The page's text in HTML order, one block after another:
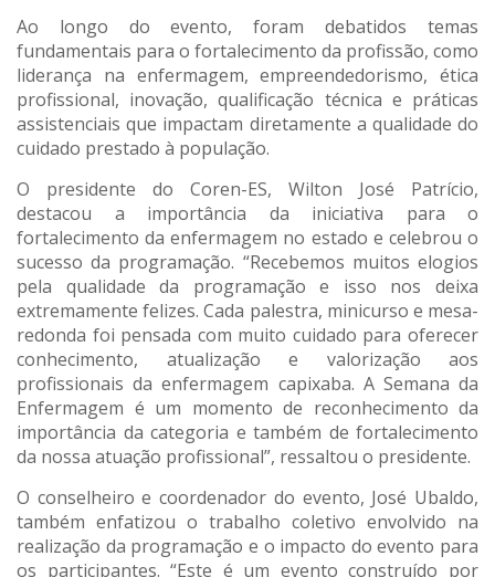
Ao longo do evento, foram debatidos temas
fundamentais para o fortalecimento da profissão, como
liderança na enfermagem, empreendedorismo, ética
profissional, inovação, qualificação técnica e práticas
assistenciais que impactam diretamente a qualidade do
cuidado prestado à população.
O presidente do Coren-ES, Wilton José Patrício,
destacou a importância da iniciativa para o
fortalecimento da enfermagem no estado e celebrou o
sucesso da programação. “Recebemos muitos elogios
pela qualidade da programação e isso nos deixa
extremamente felizes. Cada palestra, minicurso e mesa-
redonda foi pensada com muito cuidado para oferecer
conhecimento, atualização e valorização aos
profissionais da enfermagem capixaba. A Semana da
Enfermagem é um momento de reconhecimento da
importância da categoria e também de fortalecimento
da nossa atuação profissional”, ressaltou o presidente.
O conselheiro e coordenador do evento, José Ubaldo,
também enfatizou o trabalho coletivo envolvido na
realização da programação e o impacto do evento para
os participantes. “Este é um evento construído por